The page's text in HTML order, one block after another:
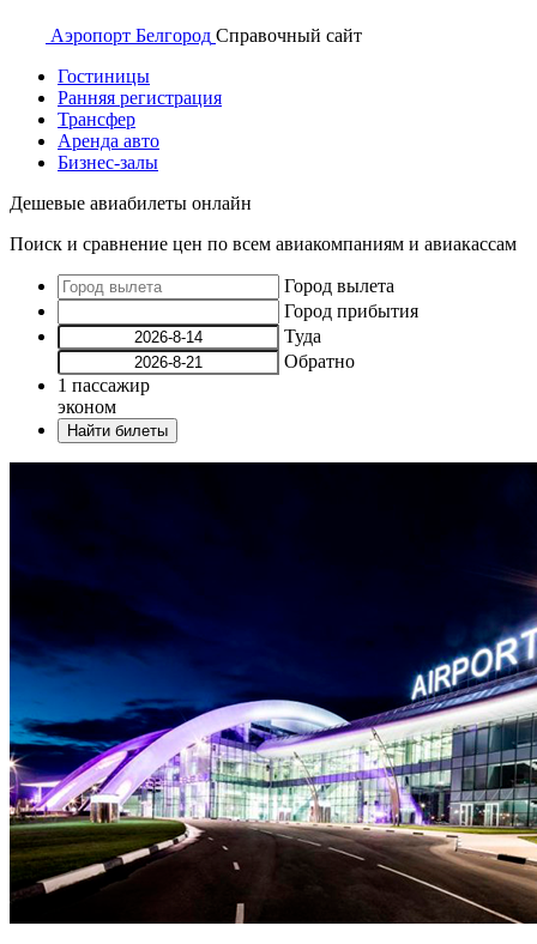
Аэропорт Белгород Справочный сайт
Гостиницы
Ранняя регистрация
Трансфер
Аренда авто
Бизнес-залы
Дешевые авиабилеты онлайн
Поиск и сравнение цен по всем авиакомпаниям и авиакассам
Город вылета
Город прибытия
Туда
Обратно
1 пассажир
эконом
Найти билеты